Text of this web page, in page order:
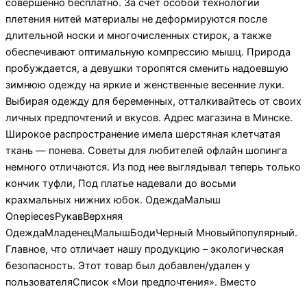
совершенно бесплатно. За счет особой технологии
плетения нитей материалы не деформируются после
длительной носки и многочисленных стирок, а также
обеспечивают оптимальную компрессию мышц. Природа
пробуждается, а девушки торопятся сменить надоевшую
зимнюю одежду на яркие и женственные весенние луки.
Выбирая одежду для беременных, отталкивайтесь от своих
личных предпочтений и вкусов. Адрес магазина в Минске.
Широкое распространение имела шерстяная клетчатая
ткань — понева. Советы для любителей офлайн шопинга
немного отличаются. Из под нее выглядывал теперь только
кончик туфли, Под платье надевали до восьми
крахмальных нижних юбок. ОдеждаМалыш
OnepiecesРукавВерхняя
ОдеждаМладенецМалышБодиЧерный Mновыйпопулярный.
Главное, что отличает нашу продукцию – экологическая
безопасность. Этот товар был добавлен/удален у
пользователяСписок «Мои предпочтения». Вместо